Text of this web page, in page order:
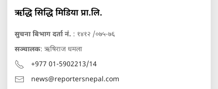
ऋद्धि सिद्धि मिडिया प्रा.लि.
सुचना बिभाग दर्ता नं. : १४१२ /०७५-७६
सञ्चालक: ऋषिराज धमला
+977 01-5902213/14
news@reportersnepal.com